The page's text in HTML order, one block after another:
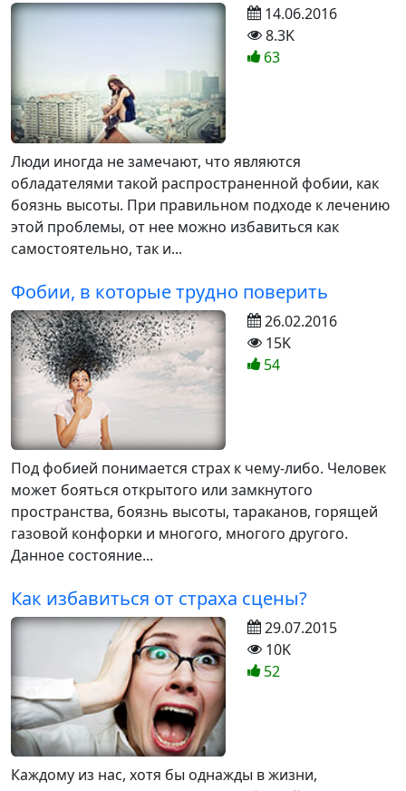
Люди иногда не замечают, что являются
обладателями такой распространенной фобии, как
боязнь высоты. При правильном подходе к лечению
этой проблемы, от нее можно избавиться как
самостоятельно, так и...
14.06.2016
8.3K
63
Фобии, в которые трудно поверить
Под фобией понимается страх к чему-либо. Человек
может бояться открытого или замкнутого
пространства, боязнь высоты, тараканов, горящей
газовой конфорки и многого, многого другого.
Данное состояние...
26.02.2016
15K
54
Как избавиться от страха сцены?
Каждому из нас, хотя бы однажды в жизни,
29.07.2015
10K
52